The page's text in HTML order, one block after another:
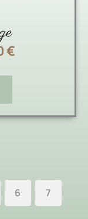
€
6 7